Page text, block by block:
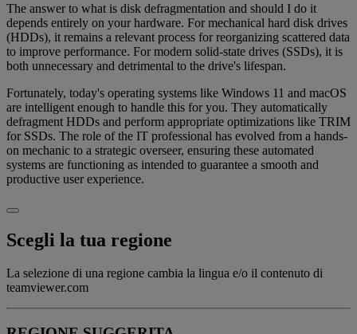
The answer to what is disk defragmentation and should I do it
depends entirely on your hardware. For mechanical hard disk drives
(HDDs), it remains a relevant process for reorganizing scattered data
to improve performance. For modern solid-state drives (SSDs), it is
both unnecessary and detrimental to the drive's lifespan.
Fortunately, today's operating systems like Windows 11 and macOS
are intelligent enough to handle this for you. They automatically
defragment HDDs and perform appropriate optimizations like TRIM
for SSDs. The role of the IT professional has evolved from a hands-
on mechanic to a strategic overseer, ensuring these automated
systems are functioning as intended to guarantee a smooth and
productive user experience.
Scegli la tua regione
La selezione di una regione cambia la lingua e/o il contenuto di
teamviewer.com